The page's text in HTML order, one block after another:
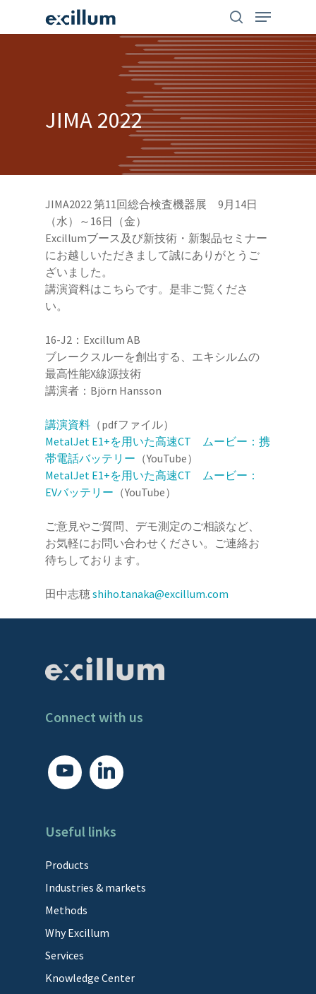
Menu
JIMA2022
JIMA2022 第11回総合検査機器展 9月14日
（水）～16日（金）
Excillumブース及び新技術・新製品セミナー
にお越しいただきまして誠にありがとうご
ざいました。
講演資料はこちらです。是非ご覧くださ
い。
16-J2：Excillum AB
ブレークスルーを創出する、エキシルムの
最高性能X線源技術
講演者：Björn Hansson
講演資料 （pdfファイル）
MetalJet E1+を用いた高速CT ムービー：携
帯電話バッテリー （YouTube）
MetalJet E1+を用いた高速CT ムービー：
EVバッテリー （YouTube）
ご意見やご質問、デモ測定のご相談など、
お気軽にお問い合わせください。ご連絡お
待ちしております。
田中志穂shiho.tanaka@excillum.com
Connect with us
youtube linkedin
Useful links
Products
Industries & markets
Methods
Why Excillum
Services
Knowledge Center